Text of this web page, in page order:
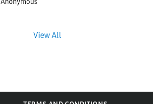
Anonymous
View All